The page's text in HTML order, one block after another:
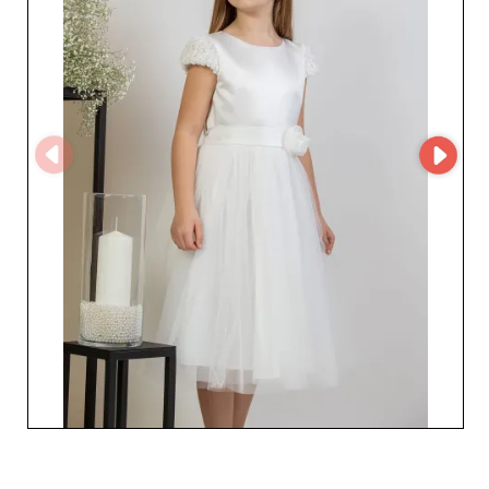
Kids to wybór poważnego i doświadczonego partnera,
znanego z dbałości o detale i zaangażowania w
satysfakcję klienta. Dzięki niezawodności, stałej jakości i
uważnej obsłudze ten hurtownik jest uznawany za ważny
punkt odniesienia w branży mody dziecięcej w Polsce.
Zaufaj Viwa 4 Kids, aby wzbogacić swój katalog o odzież
dostosowaną do potrzeb najmłodszych i wzmocnić
wartość swojej oferty na rynku.